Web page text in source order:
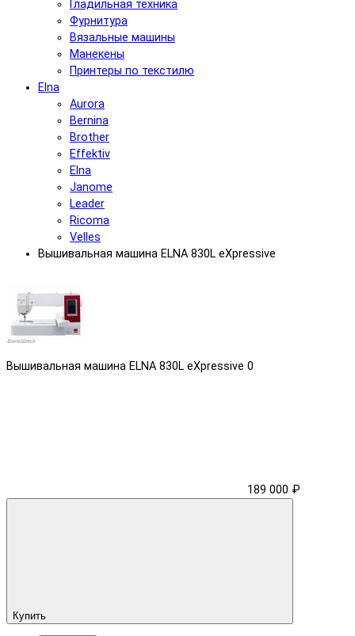
Гладильная техника
Фурнитура
Вязальные машины
Манекены
Принтеры по текстилю
Elna
Aurora
Bernina
Brother
Effektiv
Elna
Janome
Leader
Ricoma
Velles
Вышивальная машина ELNA 830L eXpressive
Вышивальная машина ELNA 830L eXpressive 0
189 000 ₽
Купить